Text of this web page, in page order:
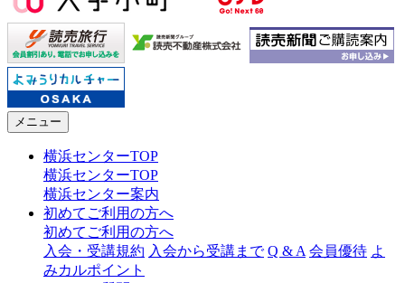
メニュー
横浜センターTOP
横浜センターTOP
横浜センター案内
初めてご利用の方へ
初めてご利用の方へ
入会・受講規約 入会から受講まで Q & A 会員優待 よ
みカルポイント